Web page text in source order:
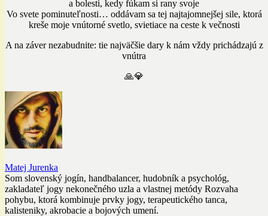
a bolesti, kedy fúkam si rany svoje
Vo svete pominuteľnosti… oddávam sa tej najtajomnejšej sile, ktorá
kreše moje vnútorné svetlo, svietiace na ceste k večnosti
A na záver nezabudnite: tie najväčšie dary k nám vždy prichádzajú z
vnútra
🙏💎
Matej Jurenka
Som slovenský jogín, handbalancer, hudobník a psychológ,
zakladateľ jogy nekonečného uzla a vlastnej metódy Rozvaha
pohybu, ktorá kombinuje prvky jogy, terapeutického tanca,
kalisteniky, akrobacie a bojových umení.